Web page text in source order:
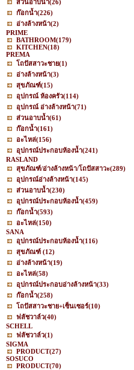
ส่วนอาบน้ำ(26)
ก๊อกน้ำ(226)
อ่างล้างหน้า(2)
PRIME
BATHROOM(179)
KITCHEN(18)
PREMA
โถปัสสาวะชาย(1)
อ่างล้างหน้า(3)
สุขภัณฑ์(15)
อุปกรณ์ ห้องครัว(114)
อุปกรณ์ อ่างล้างหน้า(71)
ส่วนอาบน้ำ(61)
ก๊อกน้ำ(161)
อะไหล่(156)
อุปกรณ์ประกอบห้องน้ำ(241)
RASLAND
สุขภัณฑ์/อ่างล้างหน้า/โถปัสสาวะ(289)
อุปกรณ์อ่างล้างหน้า(145)
ส่วนอาบน้ำ(230)
อุปกรณ์ประกอบห้องน้ำ(459)
ก๊อกน้ำ(593)
อะไหล่(150)
SANA
อุปกรณ์ประกอบห้องน้ำ(116)
สุขภัณฑ์ (12)
อ่างล้างหน้า(19)
อะไหล่(58)
อุปกรณ์ประกอบอ่างล้างหน้า(33)
ก๊อกน้ำ(258)
โถปัสสาวะชาย+เซ็นเซอร์(10)
ฟลัชวาล์ว(40)
SCHELL
ฟลัชวาล์ว(1)
SIGMA
PRODUCT(27)
SOSUCO
PRODUCT(70)